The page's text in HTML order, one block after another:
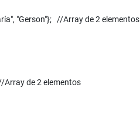
"Gerson"}; //Array de 2 elementos
Array de 2 elementos